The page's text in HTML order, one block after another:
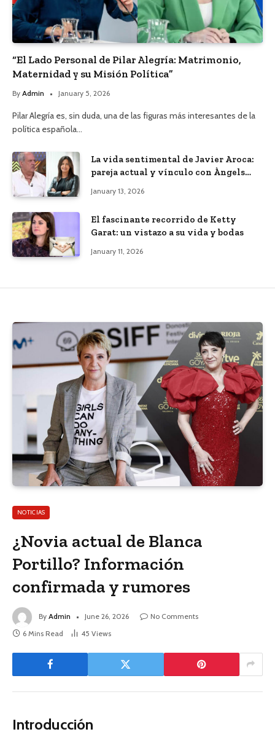
“El Lado Personal de Pilar Alegría: Matrimonio,
Maternidad y su Misión Política”
By Admin January 5, 2026
Pilar Alegría es, sin duda, una de las figuras más interesantes de la
política española…
La vida sentimental de Javier Aroca:
pareja actual y vínculo con Àngels
January 13, 2026
El fascinante recorrido de Ketty
Garat: un vistazo a su vida y bodas
January 11, 2026
NOTICIAS
¿Novia actual de Blanca
Portillo? Información
confirmada y rumores
By Admin June 26, 2026
No Comments
6 Mins Read
45 Views
Introducción